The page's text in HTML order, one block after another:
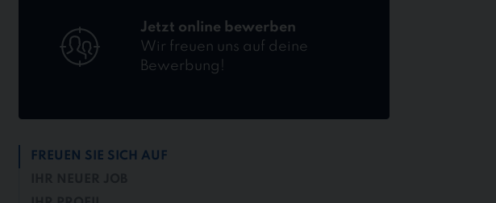
Jetzt online bewerben
Wir freuen uns auf deine
Bewerbung!
FREUEN SIE SICH AUF